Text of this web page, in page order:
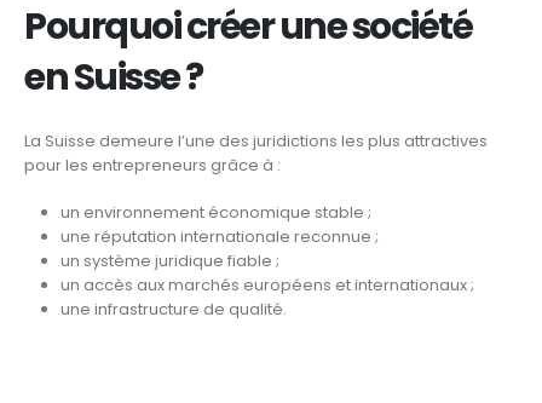
Pourquoi créer une société
en Suisse ?
La Suisse demeure l’une des juridictions les plus attractives
pour les entrepreneurs grâce à :
un environnement économique stable ;
une réputation internationale reconnue ;
un système juridique fiable ;
un accès aux marchés européens et internationaux ;
une infrastructure de qualité.